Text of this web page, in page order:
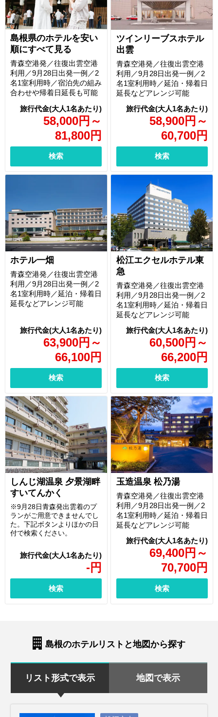
島根県のホテルを安い
順にすべて見る
58,000円 ～
81,800円
青森空港発／往復出雲空港
利用／9月28日出発一例／2
名1室利用時／宿泊先の組み
合わせや帰着日延長も可能
検索
ツインリーブスホテル
出雲
58,900円 ～
60,700円
青森空港発／往復出雲空港
利用／9月28日出発一例／2
名1室利用時／延泊・帰着日
延長などアレンジ可能
検索
ホテル一畑
63,900円 ～
66,100円
青森空港発／往復出雲空港
利用／9月28日出発一例／2
名1室利用時／延泊・帰着日
延長などアレンジ可能
検索
松江エクセルホテル東
急
60,500円 ～
66,200円
青森空港発／往復出雲空港
利用／9月28日出発一例／2
名1室利用時／延泊・帰着日
延長などアレンジ可能
検索
しんじ湖温泉 夕景湖畔
すいてんかく
- 円
※9月28日青森発出雲着のプ
ランがご用意できませんでし
た。下記ボタンよりほかの日
付で検索ください。
検索
玉造温泉 松乃湯
69,400円 ～
70,700円
青森空港発／往復出雲空港
利用／9月28日出発一例／2
名1室利用時／延泊・帰着日
延長などアレンジ可能
検索
島根のホテルリストと地図から探す
リスト形式で表示 地図で表示